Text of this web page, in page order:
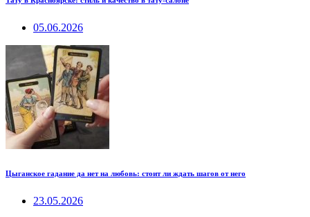
05.06.2026
Цыганское гадание да нет на любовь: стоит ли ждать шагов от него
23.05.2026